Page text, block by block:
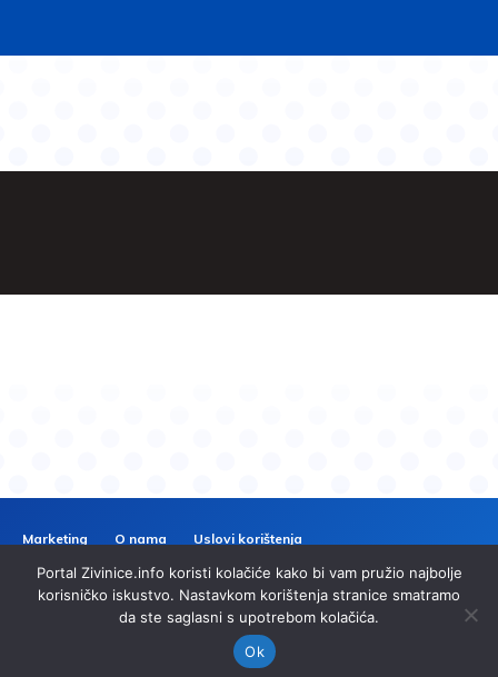
Marketing O nama
Uslovi korištenja
Politika privatnosti
Kontakt
ZIVINICEINFO
© 2024 Zivinice.info. Sva prava zadržana. | Izrada
Portal Zivinice.info koristi kolačiće kako bi vam pružio najbolje
korisničko iskustvo. Nastavkom korištenja stranice smatramo
da ste saglasni s upotrebom kolačića.
Ok